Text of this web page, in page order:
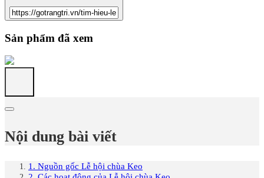
Sản phẩm đã xem
Nội dung bài viết
1. Nguồn gốc Lễ hội chùa Keo